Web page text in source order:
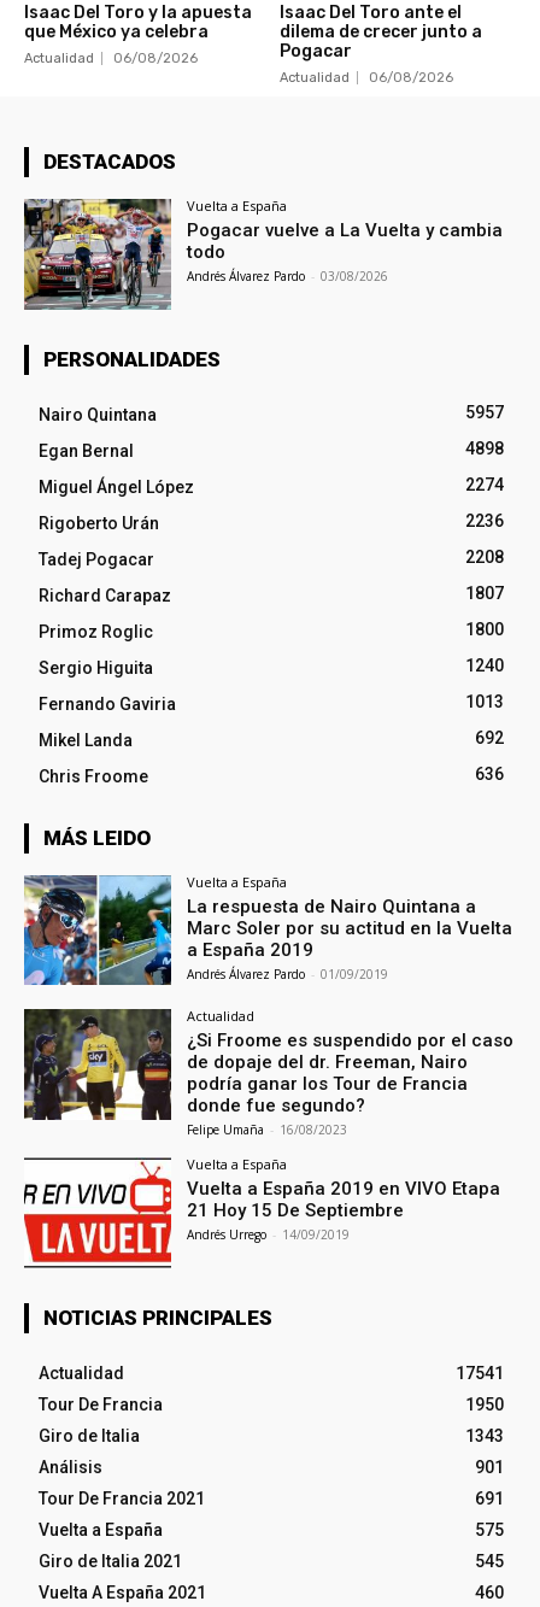
Isaac Del Toro y la apuesta
que México ya celebra
Actualidad 06/08/2026
Isaac Del Toro ante el
dilema de crecer junto a
Pogacar
Actualidad 06/08/2026
DESTACADOS
Vuelta a España
Pogacar vuelve a La Vuelta y cambia
todo
Andrés Álvarez Pardo - 03/08/2026
PERSONALIDADES
Nairo Quintana
5957
Egan Bernal
4898
Miguel Ángel López
2274
Rigoberto Urán
2236
Tadej Pogacar
2208
Richard Carapaz
1807
Primoz Roglic
1800
Sergio Higuita
1240
Fernando Gaviria
1013
Mikel Landa
692
Chris Froome
636
MÁS LEIDO
Vuelta a España
La respuesta de Nairo Quintana a
Marc Soler por su actitud en la Vuelta
a España 2019
Andrés Álvarez Pardo - 01/09/2019
Actualidad
¿Si Froome es suspendido por el caso
de dopaje del dr. Freeman, Nairo
podría ganar los Tour de Francia
donde fue segundo?
Felipe Umaña - 16/08/2023
Vuelta a España
Vuelta a España 2019 en VIVO Etapa
21 Hoy 15 De Septiembre
Andrés Urrego - 14/09/2019
NOTICIAS PRINCIPALES
Actualidad
17541
Tour De Francia
1950
Giro de Italia
1343
Análisis
901
Tour De Francia 2021
691
Vuelta a España
575
Giro de Italia 2021
545
Vuelta A España 2021
460